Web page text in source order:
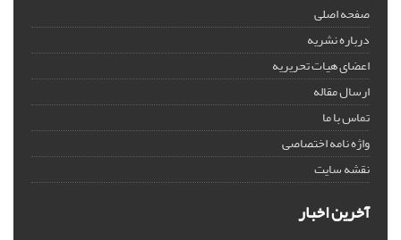
صفحه اصلی
درباره نشریه
اعضای هیات تحریریه
ارسال مقاله
تماس با ما
واژه نامه اختصاصی
نقشه سایت
آخرین اخبار